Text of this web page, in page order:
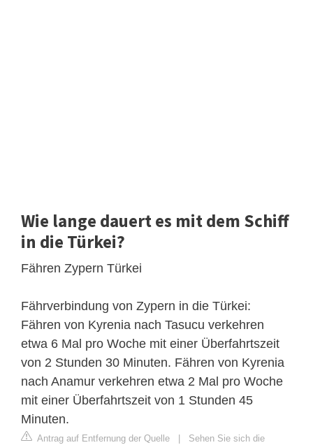
Wie lange dauert es mit dem Schiff
in die Türkei?
Fähren Zypern Türkei
Fährverbindung von Zypern in die Türkei:
Fähren von Kyrenia nach Tasucu verkehren
etwa 6 Mal pro Woche mit einer Überfahrtszeit
von 2 Stunden 30 Minuten. Fähren von Kyrenia
nach Anamur verkehren etwa 2 Mal pro Woche
mit einer Überfahrtszeit von 1 Stunden 45
Minuten.
Antrag auf Entfernung der Quelle
Sehen Sie sich die